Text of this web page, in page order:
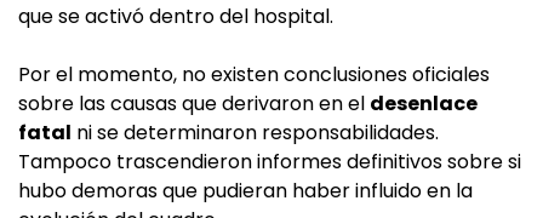
que se activó dentro del hospital.
Por el momento, no existen conclusiones oficiales
sobre las causas que derivaron en el desenlace
fatal ni se determinaron responsabilidades.
Tampoco trascendieron informes definitivos sobre si
hubo demoras que pudieran haber influido en la